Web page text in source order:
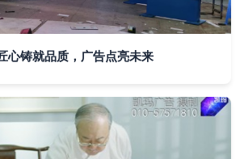
心铸就品质，广告点亮未来